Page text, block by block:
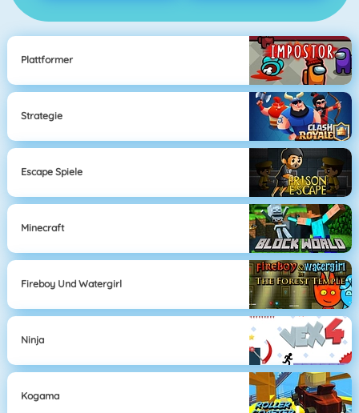
Plattformer
Strategie
Escape Spiele
Minecraft
Fireboy Und Watergirl
Ninja
Kogama